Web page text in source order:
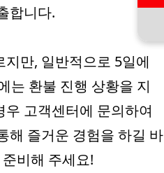
합니다.
만, 일반적으로 5일에
는 환불 진행 상황을 지
고객센터에 문의하여
해 즐거운 경험을 하길 바
비해 주세요!